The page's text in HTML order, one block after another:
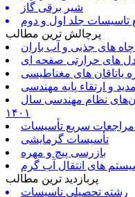
شیر برقی گاز
تاسیسات جلد اول و دوم
پرچالش ترین مطالب
های جذبی و آب باران
های حرارتی صفحه ای
یاتاقان های مغناطیسی
و ارتقاء پایه مهندسی
نظام مهندسی سال
۱۴۰۱
سریع تأسیسات
تأسیسات گرمایشی
بازرسی پیچ و مهره
های انتقال آب گرم
پربازدید ترین مطالب
رشته تحصیلی تاسیسات